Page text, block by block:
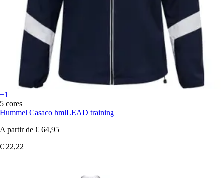
+1
5 cores
Hummel Casaco hmlLEAD training
A partir de € 64,95
€ 22,22